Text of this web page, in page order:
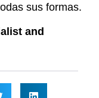
sus formas.
and